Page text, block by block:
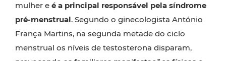
mulher e é a principal responsável pela síndrome
pré-menstrual. Segundo o ginecologista António
França Martins, na segunda metade do ciclo
menstrual os níveis de testosterona disparam,